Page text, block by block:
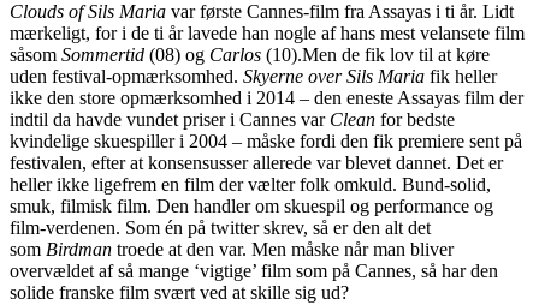
Clouds of Sils Maria var første Cannes-film fra Assayas i ti år. Lidt
mærkeligt, for i de ti år lavede han nogle af hans mest velansete film
såsom Sommertid (08) og Carlos (10).Men de fik lov til at køre
uden festival-opmærksomhed. Skyerne over Sils Maria fik heller
ikke den store opmærksomhed i 2014 – den eneste Assayas film der
indtil da havde vundet priser i Cannes var Clean for bedste
kvindelige skuespiller i 2004 – måske fordi den fik premiere sent på
festivalen, efter at konsensusser allerede var blevet dannet. Det er
heller ikke ligefrem en film der vælter folk omkuld. Bund-solid,
smuk, filmisk film. Den handler om skuespil og performance og
film-verdenen. Som én på twitter skrev, så er den alt det
som Birdman troede at den var. Men måske når man bliver
overvældet af så mange ‘vigtige’ film som på Cannes, så har den
solide franske film svært ved at skille sig ud?